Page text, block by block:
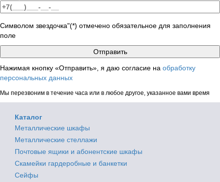
Символом звездочка"(*) отмечено обязательное для заполнения
поле
Нажимая кнопку «Отправить», я даю согласие на обработку
персональных данных
Мы перезвоним в течение часа или в любое другое, указанное вами время
Каталог
Металлические шкафы
Металлические стеллажи
Почтовые ящики и абонентские шкафы
Скамейки гардеробные и банкетки
Сейфы